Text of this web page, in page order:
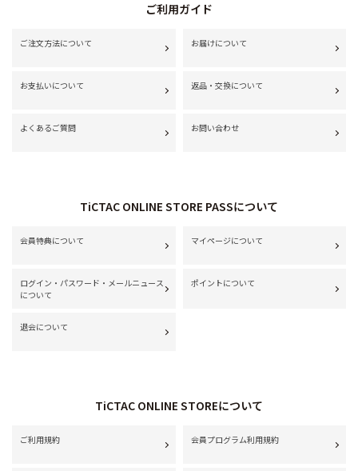
ご利用ガイド
ご注文方法について お届けについて
お支払いについて 返品・交換について
よくあるご質問 お問い合わせ
TiCTAC ONLINE STORE PASSについて
会員特典について マイページについて
ログイン・パスワード・メールニュース
について
ポイントについて
退会について
TiCTAC ONLINE STOREについて
ご利用規約 会員プログラム利用規約